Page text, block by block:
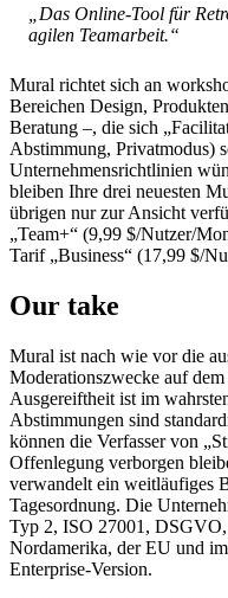
„Das Online-Tool für
agilen Teamarbeit.“
Mural richtet sich an
Bereichen Design,
Beratung –, die sich
Abstimmung, Privatmodus)
Unternehmensrichtlinien
bleiben Ihre drei neuesten
übrigen nur zur Ansicht
„Team+“ (9,99 $/Nutzer/
Tarif „Business“ (17,99 $/
Our take
Mural ist nach wie vor die
Moderationszwecke auf
Ausgereiftheit ist im
Abstimmungen sind
können die Verfasser von
Offenlegung verborgen
verwandelt ein weitläufiges
Tagesordnung. Die
Typ 2, ISO 27001,
Nordamerika, der EU und
Enterprise-Version.